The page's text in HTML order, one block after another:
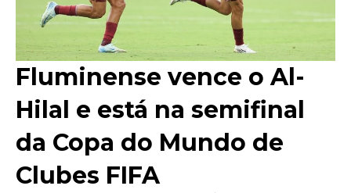
Fluminense vence o Al-
Hilal e está na semifinal
da Copa do Mundo de
Clubes FIFA